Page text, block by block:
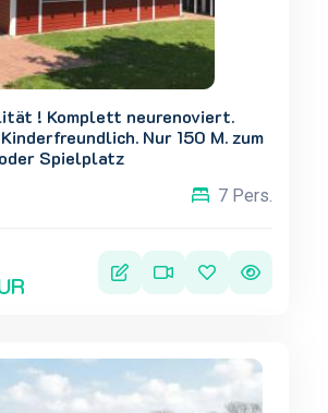
! Komplett neurenoviert.
Nur 150 M. zum
Spielplatz
7 Pers.